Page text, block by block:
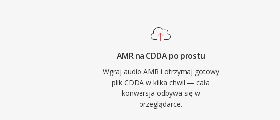
AMR na CDDA po prostu
Wgraj audio AMR i otrzymaj gotowy
plik CDDA w kilka chwil — cała
konwersja odbywa się w
przeglądarce.